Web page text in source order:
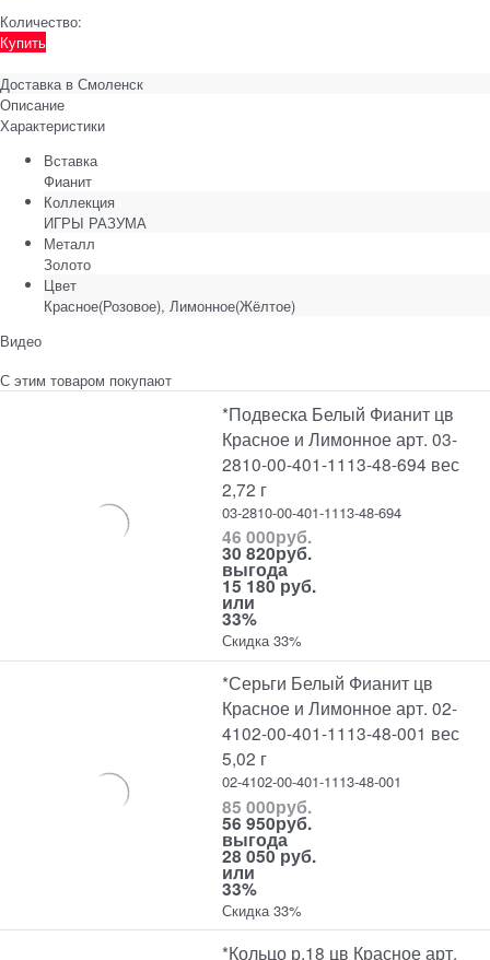
Количество:
Купить
Доставка в Смоленск
Описание
Характеристики
Вставка
Фианит
Коллекция
ИГРЫ РАЗУМА
Металл
Золото
Цвет
Красное(Розовое), Лимонное(Жёлтое)
Видео
С этим товаром покупают
*Подвеска Белый Фианит цв
Красное и Лимонное арт. 03-
2810-00-401-1113-48-694 вес
2,72 г
03-2810-00-401-1113-48-694
46 000руб.
30 820руб.
выгода
15 180 руб.
или
33%
Скидка 33%
*Серьги Белый Фианит цв
Красное и Лимонное арт. 02-
4102-00-401-1113-48-001 вес
5,02 г
02-4102-00-401-1113-48-001
85 000руб.
56 950руб.
выгода
28 050 руб.
или
33%
Скидка 33%
*Кольцо р.18 цв Красное арт.